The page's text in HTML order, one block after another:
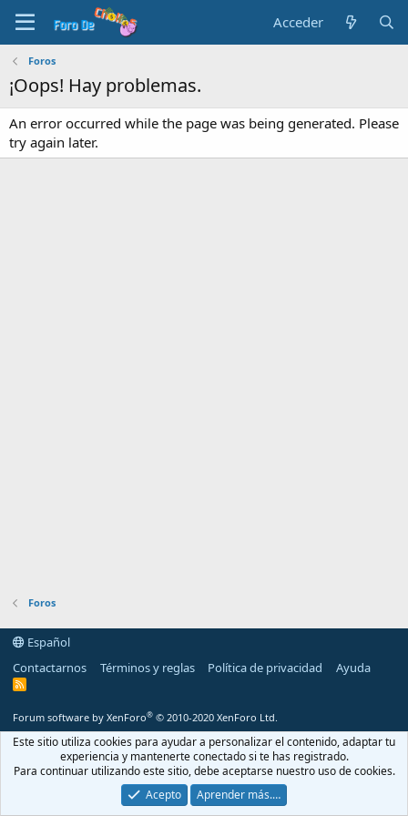
Acceder
Foros
¡Oops! Hay problemas.
An error occurred while the page was being generated. Please
try again later.
Foros
Español
Contactarnos
Términos y reglas Política de privacidad Ayuda
R
Forum software by XenForo® © 2010-2020 XenForo Ltd.
Este sitio utiliza cookies para ayudar a personalizar el contenido, adaptar tu
experiencia y mantenerte conectado si te has registrado.
Para continuar utilizando este sitio, debe aceptarse nuestro uso de cookies.
Acepto
Aprender más.…